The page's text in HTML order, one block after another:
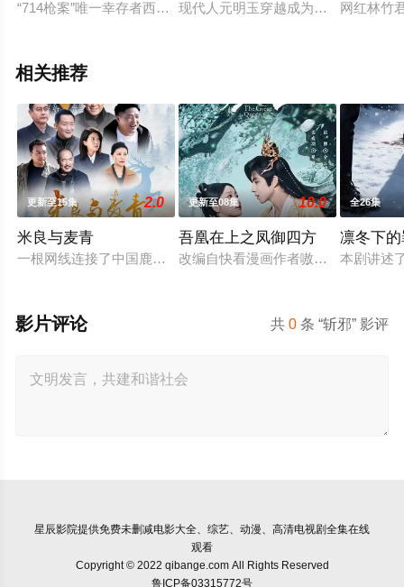
“714枪案”唯一幸存者西关支队副支队长秦驰，遭遇重创后不断
现代人元明玉穿越成为随时被刺杀的
网红林竹
相关推荐
更新至15集 2.0
米良与麦青
一根网线连接了中国鹿鸣村和英国牛津，麦香通过视频向米良
更新至08集 10.0
吾凰在上之凤御四方
改编自快看漫画作者嗷小泽的独家连
全26集
凛冬下
本剧讲述
共0 条 “斩邪” 影评
影片评论
星辰影院提供免费未删减电影大全、综艺、动漫、高清电视剧全集在线
观看
Copyright © 2022 qibange.com All Rights Reserved
鲁ICP备03315772号